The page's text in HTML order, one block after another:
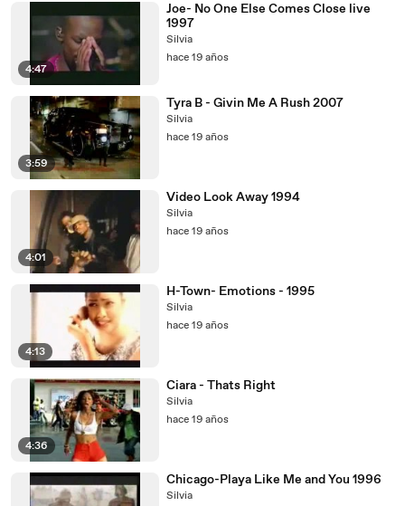
4:47
Joe- No One Else Comes Close live
1997
Silvia
hace 19 años
3:59
Tyra B - Givin Me A Rush 2007
Silvia
hace 19 años
4:01
Video Look Away 1994
Silvia
hace 19 años
4:13
H-Town- Emotions - 1995
Silvia
hace 19 años
4:36
Ciara - Thats Right
Silvia
hace 19 años
Chicago-Playa Like Me and You 1996
Silvia